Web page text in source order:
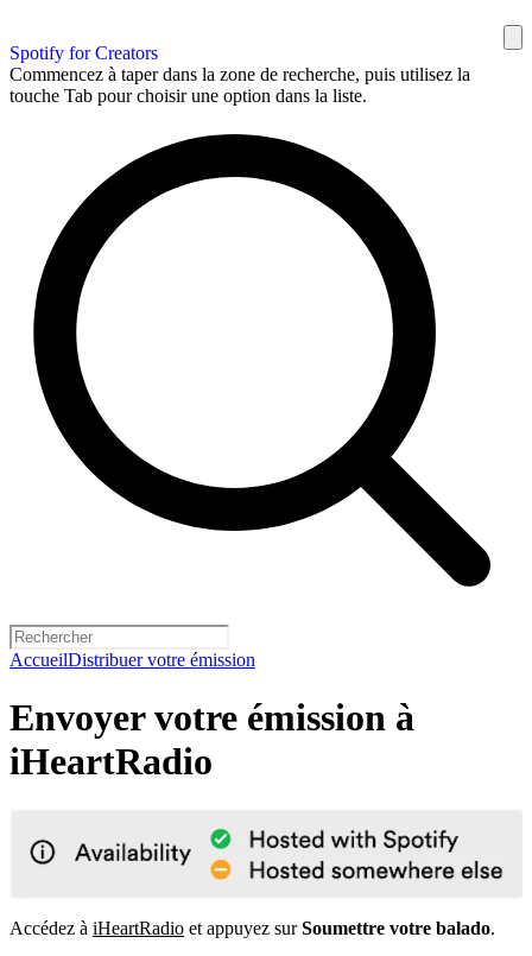
Spotify for Creators
Commencez à taper dans la zone de recherche, puis utilisez la
touche Tab pour choisir une option dans la liste.
AccueilDistribuer votre émission
Envoyer votre émission à
iHeartRadio
Accédez à iHeartRadio et appuyez surSoumettre votre balado.